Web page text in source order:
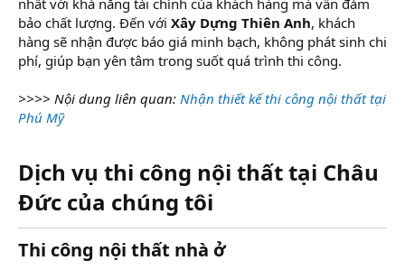
bảo chất lượng. Đến với Xây Dựng Thiên Anh, khách
hàng sẽ nhận được báo giá minh bạch, không phát sinh chi
phí, giúp bạn yên tâm trong suốt quá trình thi công.
>>>> Nội dung liên quan: Nhận thiết kế thi công nội thất tại
Phú Mỹ
Dịch vụ thi công nội thất tại Châu
Đức của chúng tôi
Thi công nội thất nhà ở